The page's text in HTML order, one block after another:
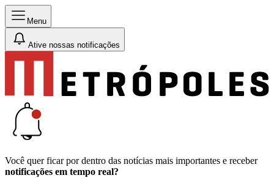
Menu
Ative nossas notificações
Você quer ficar por dentro das notícias mais importantes e receber
notificações em tempo real?